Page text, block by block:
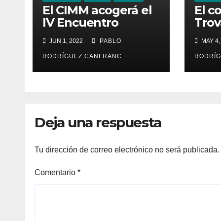
El CIMM acogerá el
IV Encuentro
Internacional de
Ministriles
JUN 1, 2022 PABLO
RODRÍGUEZ CANFRANC
El
enMAY
Deja una respuesta
Tu dirección de correo electrónico no será publicada.
Comentario *